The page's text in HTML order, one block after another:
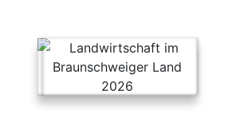
Keine Frist verpassen!
Hier Kalender zum Download:
Fristenkalender 2026